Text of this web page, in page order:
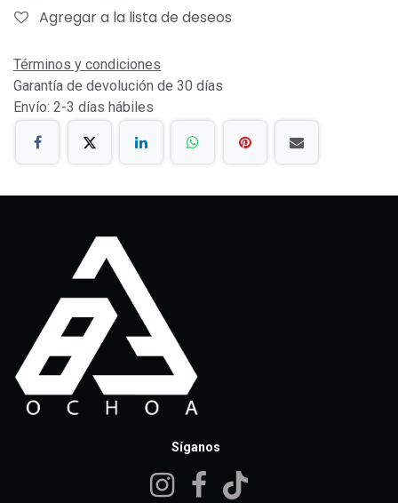
Agregar a la lista de deseos
Términos y condiciones
Garantía de devolución de 30 días
Envío: 2-3 días hábiles
Síganos